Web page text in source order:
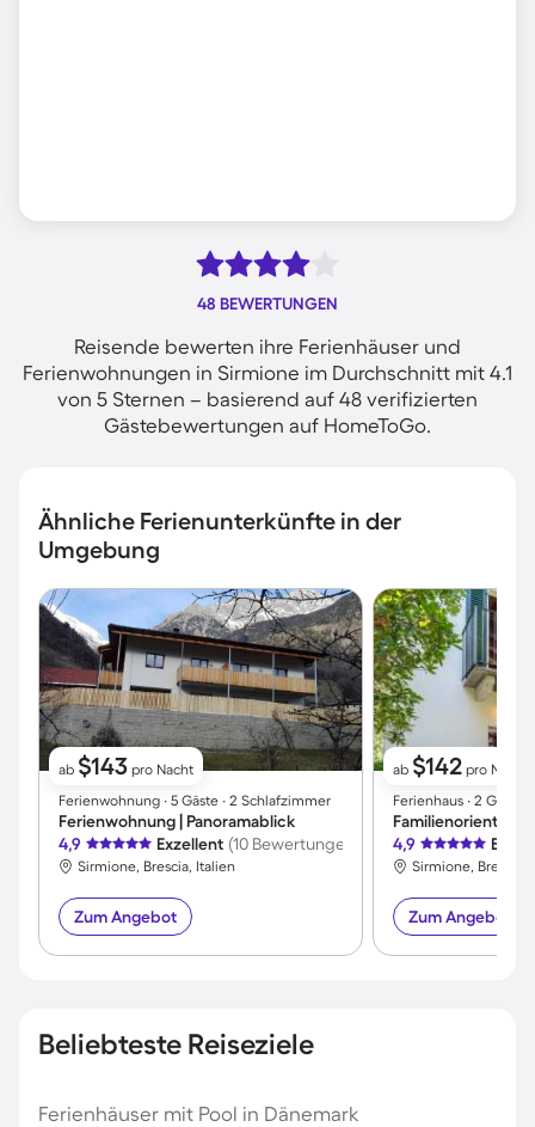
48 BEWERTUNGEN
Reisende bewerten ihre Ferienhäuser und
Ferienwohnungen in Sirmione im Durchschnitt mit 4.1
von 5 Sternen – basierend auf 48 verifizierten
Gästebewertungen auf HomeToGo.
Ähnliche Ferienunterkünfte in der
Umgebung
ab $143 pro Nacht
Ferienwohnung ∙ 5 Gäste ∙ 2 Schlafzimmer
Ferienwohnung | Panoramablick
4,9
Exzellent (10 Bewertungen)
Sirmione, Brescia, Italien
Zum Angebot
ab $142 pro Nacht
Ferienhaus ∙ 2 Gäste
4,9
Sirmione, Brescia,
Zum Angebot
Beliebteste Reiseziele
Ferienhäuser mit Pool in Dänemark